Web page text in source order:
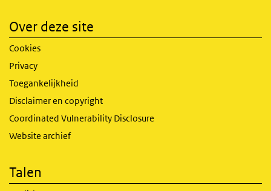
Over deze site
Cookies
Privacy
Toegankelijkheid
Disclaimer en copyright
Coordinated Vulnerability Disclosure
Website archief
Talen